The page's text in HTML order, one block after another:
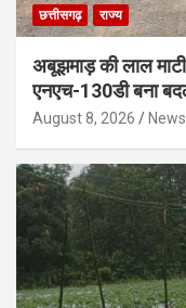
छत्तीसगढ़ राज्य
अबूझमाड़ की लाल
एनएच-130डी बना
August 8, 2026